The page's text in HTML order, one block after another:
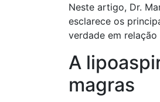
Neste artigo, Dr.
esclarece os
verdade em
A
magras